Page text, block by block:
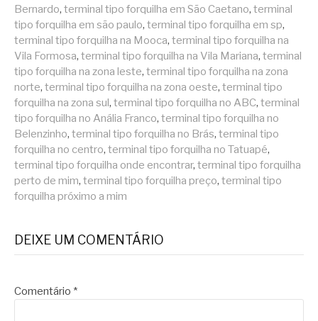
Bernardo, terminal tipo forquilha em São Caetano, terminal
tipo forquilha em são paulo, terminal tipo forquilha em sp,
terminal tipo forquilha na Mooca, terminal tipo forquilha na
Vila Formosa, terminal tipo forquilha na Vila Mariana, terminal
tipo forquilha na zona leste, terminal tipo forquilha na zona
norte, terminal tipo forquilha na zona oeste, terminal tipo
forquilha na zona sul, terminal tipo forquilha no ABC, terminal
tipo forquilha no Anália Franco, terminal tipo forquilha no
Belenzinho, terminal tipo forquilha no Brás, terminal tipo
forquilha no centro, terminal tipo forquilha no Tatuapé,
terminal tipo forquilha onde encontrar, terminal tipo forquilha
perto de mim, terminal tipo forquilha preço, terminal tipo
forquilha próximo a mim
DEIXE UM COMENTÁRIO
Comentário *